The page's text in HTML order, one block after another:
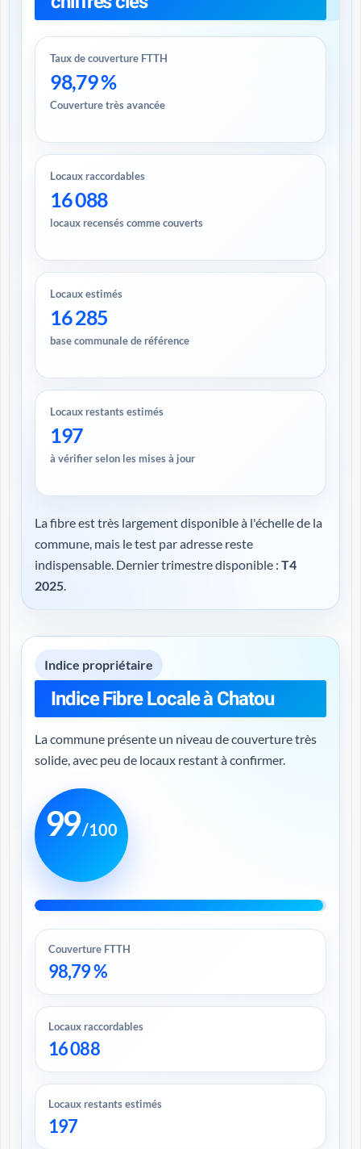
Taux de couverture FTTH
98,79 %
Couverture très avancée
Locaux raccordables
16 088
locaux recensés comme couverts
Locaux estimés
16 285
base communale de référence
Locaux restants estimés
197
à vérifier selon les mises à jour
La fibre est très largement disponible à l'échelle de la
commune, mais le test par adresse reste
indispensable. Dernier trimestre disponible : T4
2025.
Indice propriétaire
Indice Fibre Locale à Chatou
La commune présente un niveau de couverture très
solide, avec peu de locaux restant à confirmer.
99/100
Couverture FTTH
98,79 %
Locaux raccordables
16 088
Locaux restants estimés
197